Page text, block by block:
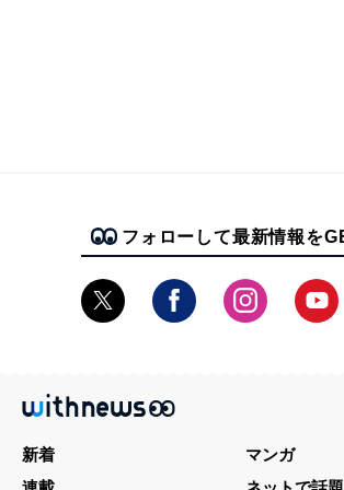
フォローして最新情報を
新着
マンガ